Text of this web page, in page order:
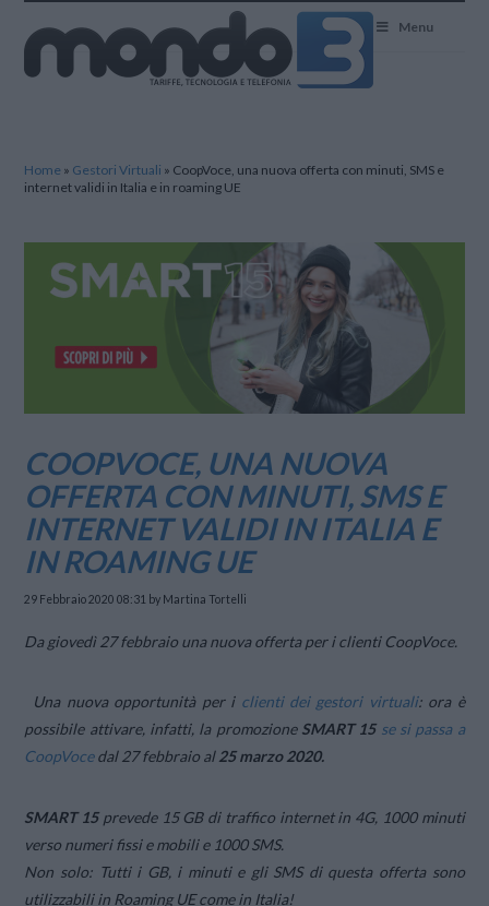
Menu
Home » Gestori Virtuali » CoopVoce, una nuova offerta con minuti, SMS e
internet validi in Italia e in roaming UE
COOPVOCE, UNA NUOVA
OFFERTA CON MINUTI, SMS E
INTERNET VALIDI IN ITALIA E
IN ROAMING UE
29 Febbraio 2020 08:31 by Martina Tortelli
Da giovedì 27 febbraio una nuova offerta per i clienti CoopVoce.
Una nuova opportunità per i clienti dei gestori virtuali: ora è
possibile attivare, infatti, la promozione SMART 15 se si passa a
CoopVocedal 27 febbraio al25 marzo 2020.
SMART 15prevede 15 GB di traffico internet in 4G, 1000 minuti
verso numeri fissi e mobili e 1000 SMS.
Non solo: Tutti i GB, i minuti e gli SMS di questa offerta sono
utilizzabili in Roaming UE come in Italia!